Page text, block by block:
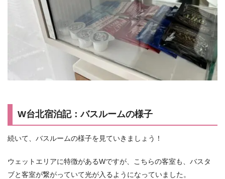
W台北宿泊記：バスルームの様子
続いて、バスルームの様子を見ていきましょう！
ウェットエリアに特徴があるWですが、こちらの客室も、バスタ
ブと客室が繋がっていて光が入るようになっていました。